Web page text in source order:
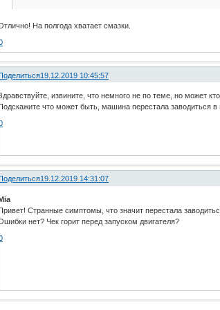
На полгода хватает смазки.
19.12.2019 10:45:57
извините, что немного не по теме, но может
Подскажите что может быть, машина перестала заводиться
Поделиться19.12.2019 14:31:07
Странные симптомы, что значит перестала
нет? Чек горит перед запуском двигателя?